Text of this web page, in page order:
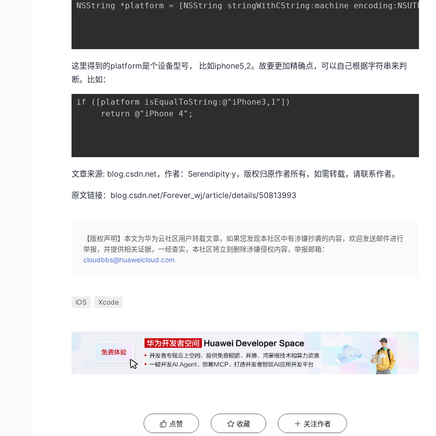
NSString *platform = [NSString stringWithCString:machine
这里得到的platform是个设备型号， 比如iphone5,2。故要更加精确点，可以自己根据字符串来判
断。比如：
if ([platform isEqualToString:@"iPhone3,1"])
     return @"iPhone 4";
文章来源: blog.csdn.net，作者：Serendipity·y，版权归原作者所有，如需转载，请联系作者。
原文链接：blog.csdn.net/Forever_wj/article/details/50813993
【版权声明】本文为华为云社区用户转载文章，如果您发现本社区中有涉嫌抄袭的内容，欢迎发送邮件进行
举报，并提供相关证据，一经查实，本社区将立刻删除涉嫌侵权内容，举报邮箱：
cloudbbs@huaweicloud.com
iOS Xcode
点赞 收藏 关注作者